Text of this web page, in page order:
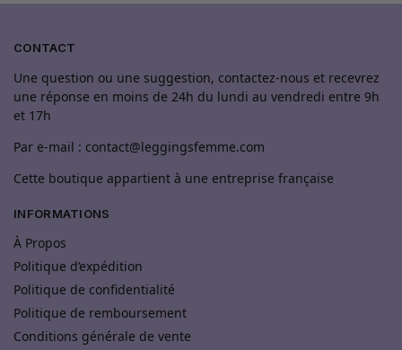
CONTACT
Une question ou une suggestion, contactez-nous et recevrez
une réponse en moins de 24h du lundi au vendredi entre 9h
et 17h
Par e-mail : contact@leggingsfemme.com
Cette boutique appartient à une entreprise française
INFORMATIONS
À Propos
Politique d’expédition
Politique de confidentialité
Politique de remboursement
Conditions générale de vente